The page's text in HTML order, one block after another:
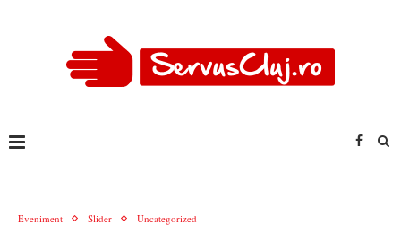
Eveniment Slider Uncategorized